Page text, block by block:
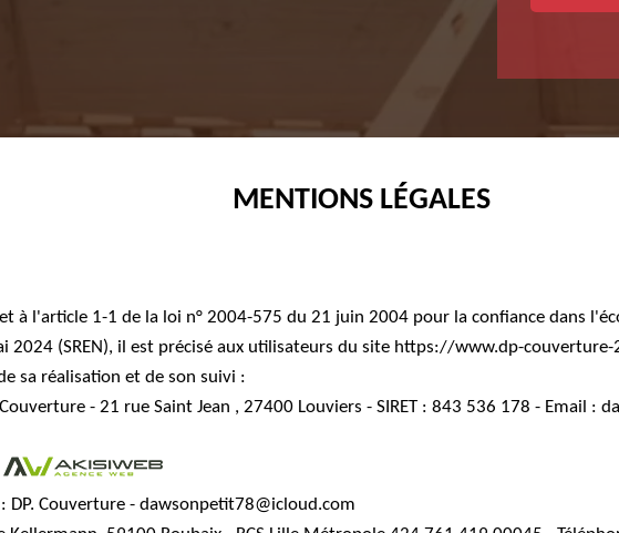
MENTIONS LÉGALES
à l'article 1-1 de la loi n° 2004-575 du 21 juin 2004 pour la confiance dans
2024 (SREN), il est précisé aux utilisateurs du site https://www.dp-
sa réalisation et de son suivi :
Couverture - 21 rue Saint Jean , 27400 Louviers - SIRET : 843 536 178 - Email :
: DP. Couverture - dawsonpetit78@icloud.com